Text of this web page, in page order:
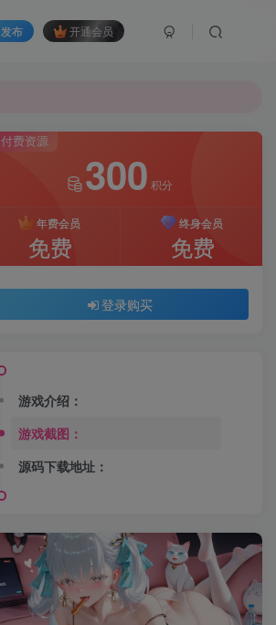
发布 开通会员
付费资源
300 积分
年费会员
免费
终身会员
免费
登录购买
游戏介绍：
游戏截图：
源码下载地址：